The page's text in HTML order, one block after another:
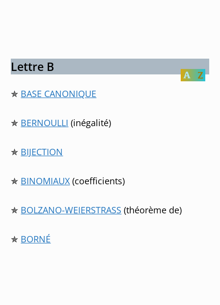
Lettre B
✯ BASE CANONIQUE
✯ BERNOULLI (inégalité)
✯ BIJECTION
✯ BINOMIAUX (coefficients)
✯ BOLZANO-WEIERSTRASS (théorème de)
✯ BORNÉ